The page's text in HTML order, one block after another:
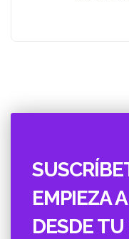
EMPIEZA
DESDE TU